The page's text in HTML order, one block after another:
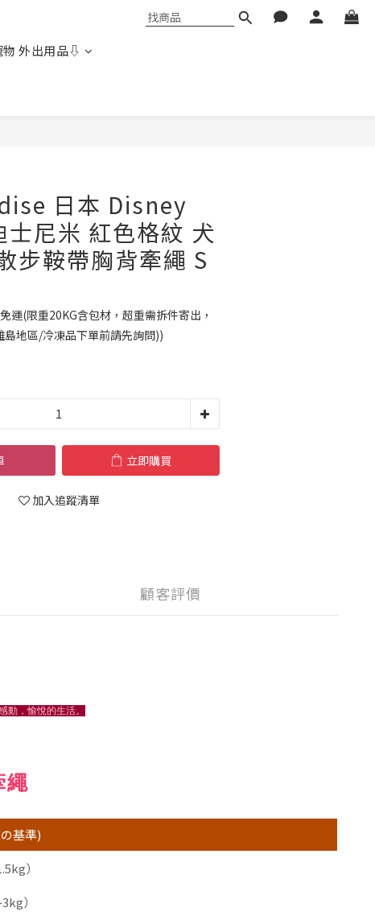
外出用品⇩
日本 Disney
尼米 紅色格紋 犬
步鞍帶胸背牽繩 S
運(限重20KG含包材，超重需拆件寄出，
地區/冷凍品下單前請先詢問))
立即購買
加入追蹤清單
顧客評價
，愉悅的生活。
繩
基準)
）
）